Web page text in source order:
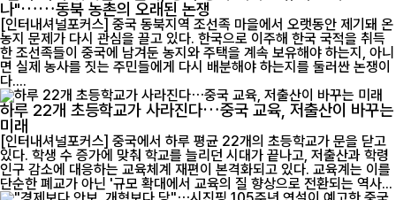
나"……동북 농촌의 오래된 논쟁
[인터내셔널포커스] 중국 동북지역 조선족 마을에서 오랫동안 제기돼 온
농지 문제가 다시 관심을 끌고 있다. 한국으로 이주해 한국 국적을 취득
한 조선족들이 중국에 남겨둔 농지와 주택을 계속 보유해야 하는지, 아니
면 실제 농사를 짓는 주민들에게 다시 배분해야 하는지를 둘러싼 논쟁이
다....
하루 22개 초등학교가 사라진다…중국 교육, 저출산이 바꾸는
미래
[인터내셔널포커스] 중국에서 하루 평균 22개의 초등학교가 문을 닫고
있다. 학생 수 증가에 맞춰 학교를 늘리던 시대가 끝나고, 저출산과 학령
인구 감소에 대응하는 교육체계 재편이 본격화되고 있다. 교육계는 이를
단순한 폐교가 아닌 '규모 확대에서 교육의 질 향상으로 전환되는 역사...